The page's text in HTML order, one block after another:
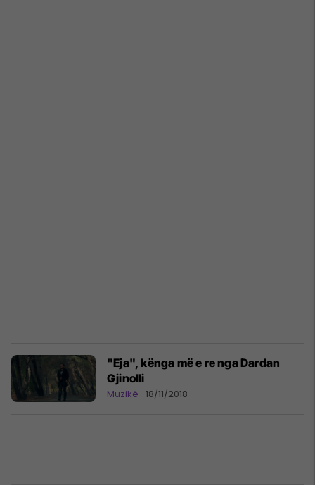
"Eja", kënga më e re nga Dardan
Gjinolli
Muzikë 18/11/2018